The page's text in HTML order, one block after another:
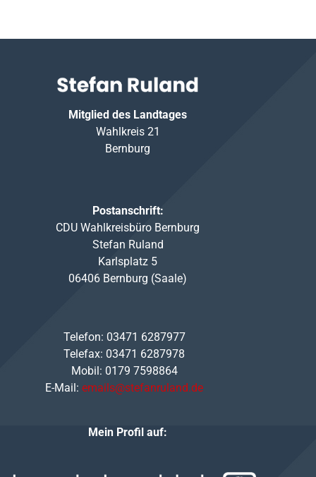
Mitglied des Landtages
Wahlkreis 21
Bernburg
Postanschrift:
CDU Wahlkreisbüro Bernburg
Stefan Ruland
Karlsplatz 5
06406 Bernburg (Saale)
Telefon: 03471 6287977
Telefax: 03471 6287978
Mobil: 0179 7598864
E-Mail:emails@stefanruland.de
Mein Profil auf: